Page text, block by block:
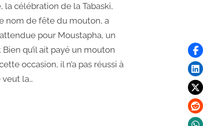
la célébration de la Tabaski,
nom de fête du mouton, a
pour Moustapha, un
qu’il ait payé un mouton
occasion, il n’a pas réussi à
veut la…